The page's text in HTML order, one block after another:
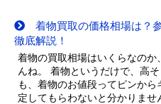
着物買取の価格相場は？
徹底解説！
着物の買取相場はいくらなの
んね。 着物というだけで、高
も、着物のお値段ってピンか
定してもらわないと分かりま